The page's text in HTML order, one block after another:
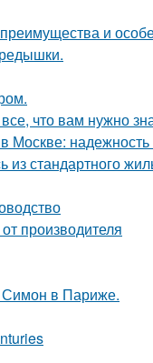
и
что вам нужно
надежность
стандартного
производителя
Симон в Париже.